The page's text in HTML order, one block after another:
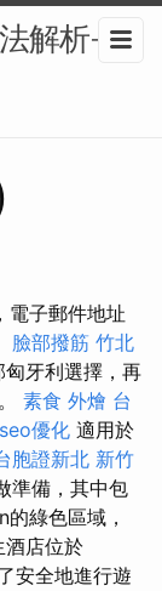
解析-
電子郵件地址
臉部撥筋 竹北
牙利選擇，再
素食 外燴 台
seo優化 適用於
胞證新北 新竹
準備，其中包
綠色區域，
酒店位於
安全地進行遊